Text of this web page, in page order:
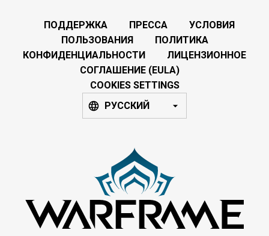
ПОДДЕРЖКА ПРЕССА
УСЛОВИЯ
ПОЛЬЗОВАНИЯ
ПОЛИТИКА
КОНФИДЕНЦИАЛЬНОСТИ
ЛИЦЕНЗИОННОЕ
СОГЛАШЕНИЕ (EULA)
COOKIES SETTINGS
РУССКИЙ